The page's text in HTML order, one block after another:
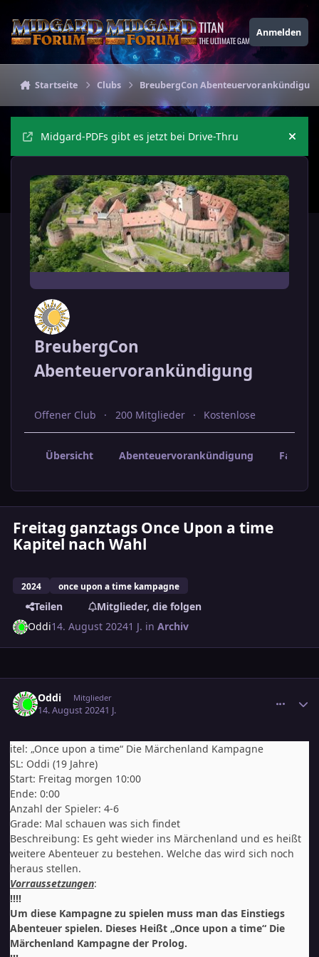
TITAN
THE ULTIMATE GAMING THEME
Anmelden
Startseite Clubs BreubergCon
Midgard-PDFs gibt es jetzt bei Drive-Thru
BreubergCon
Abenteuervorankündigung
Offener Club 200 Mitglieder Kostenlose
Übersicht Abenteuervorankündigung Fahrer
Freitag ganztags Once Upon a time
Kapitel nach Wahl
2024 once upon a time kampagne
Teilen
Mitglieder, die folgen
Oddi14. August 20241 J. inArchiv
Oddi Mitglieder
14. August 20241 J.
itel: „Once upon a time“ Die Märchenland Kampagne
SL: Oddi (19 Jahre)
Start: Freitag morgen 10:00
Ende: 0:00
Anzahl der Spieler: 4-6
Grade: Mal schauen was sich findet
Beschreibung: Es geht wieder ins Märchenland und es heißt
weitere Abenteuer zu bestehen. Welche das wird sich noch
heraus stellen.
Vorraussetzungen:
!!!!
Um diese Kampagne zu spielen muss man das Einstiegs
Abenteuer spielen. Dieses Heißt „Once upon a time“ Die
Märchenland Kampagne der Prolog.